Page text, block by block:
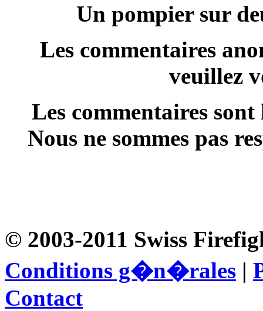
Un pompier sur
Les commentaires
veuillez
Les commentaires
Nous ne sommes pas
© 2003-2011 Swiss
Conditions g�n�rales |
Contact